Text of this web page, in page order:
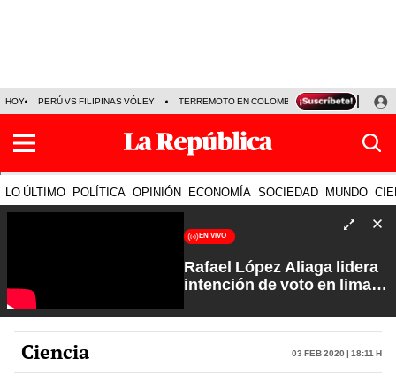
HOY PERÚ VS FILIPINAS VÓLEY TERREMOTO EN COLOMBIA EN VIVO
LO ÚLTIMO POLÍTICA OPINIÓN ECONOMÍA SOCIEDAD MUNDO
EN VIVO
Rafael López Aliaga lidera
intención de voto en lima
con Manuela Camacho
Ciencia 03 Feb 2020 | 18:11 h